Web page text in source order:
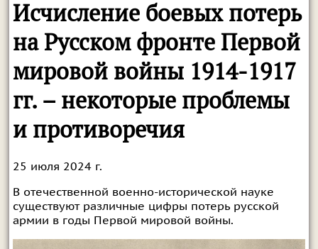
Исчисление боевых потерь
на Русском фронте Первой
мировой войны 1914-1917
гг. – некоторые проблемы
и противоречия
25 июля 2024 г.
В отечественной военно-исторической науке
существуют различные цифры потерь русской
армии в годы Первой мировой войны.